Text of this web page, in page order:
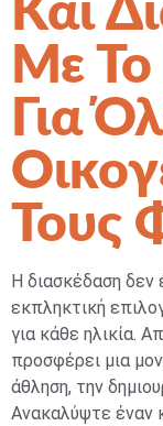
Και
Με
Για
Τους
Η διασκέδαση δεν
εκπληκτική
για κάθε ηλικία.
προσφέρει μια
άθληση, την
Ανακαλύψτε έναν